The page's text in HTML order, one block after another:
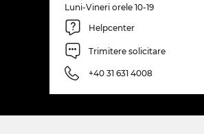
Luni-Vineri orele 10-19
Helpcenter
Trimitere solicitare
+40 31 631 4008